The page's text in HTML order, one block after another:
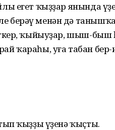
егет ҡыҙҙар янында
берәү менән дә
ҡыйыуҙар, шыш-
ҡараһы, уға табан
ҡыҙҙы үҙенә ҡыҫты.